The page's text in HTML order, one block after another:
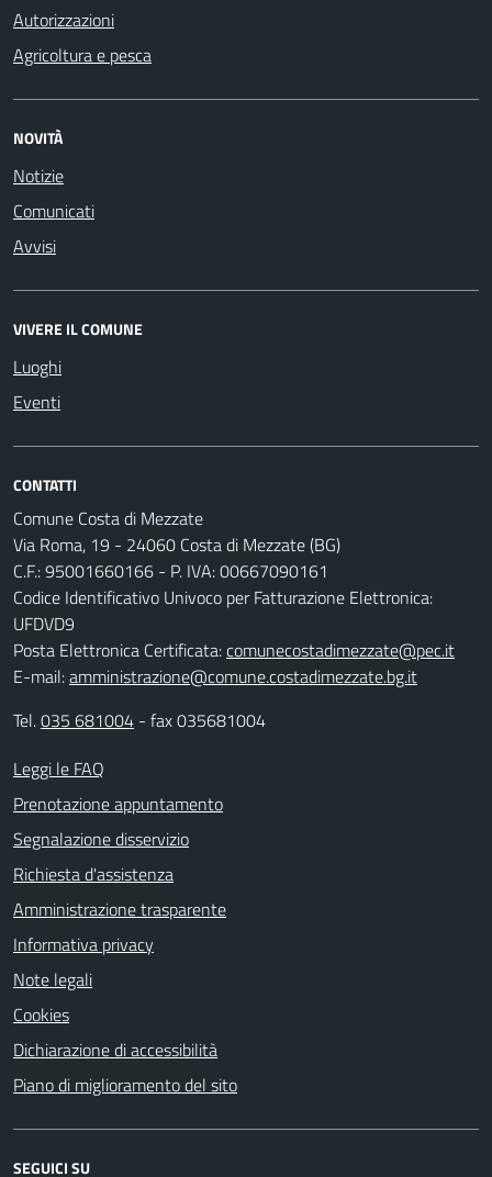
Autorizzazioni
Agricoltura e pesca
NOVITÀ
Notizie
Comunicati
Avvisi
VIVERE IL COMUNE
Luoghi
Eventi
CONTATTI
Comune Costa di Mezzate
Via Roma, 19 - 24060 Costa di Mezzate (BG)
C.F.: 95001660166 - P. IVA: 00667090161
Codice Identificativo Univoco per Fatturazione Elettronica:
UFDVD9
Posta Elettronica Certificata:comunecostadimezzate@pec.it
E-mail:amministrazione@comune.costadimezzate.bg.it
Tel.035 681004 - fax 035681004
Leggi le FAQ
Prenotazione appuntamento
Segnalazione disservizio
Richiesta d'assistenza
Amministrazione trasparente
Informativa privacy
Note legali
Cookies
Dichiarazione di accessibilità
Piano di miglioramento del sito
SEGUICI SU